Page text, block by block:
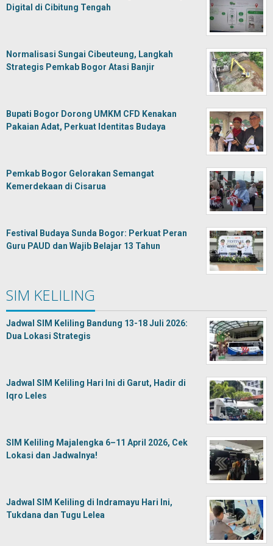
Digital di Cibitung Tengah
Normalisasi Sungai Cibeuteung, Langkah
Strategis Pemkab Bogor Atasi Banjir
Bupati Bogor Dorong UMKM CFD Kenakan
Pakaian Adat, Perkuat Identitas Budaya
Pemkab Bogor Gelorakan Semangat
Kemerdekaan di Cisarua
Festival Budaya Sunda Bogor: Perkuat Peran
Guru PAUD dan Wajib Belajar 13 Tahun
SIM KELILING
Jadwal SIM Keliling Bandung 13-18 Juli 2026:
Dua Lokasi Strategis
Jadwal SIM Keliling Hari Ini di Garut, Hadir di
Iqro Leles
SIM Keliling Majalengka 6–11 April 2026, Cek
Lokasi dan Jadwalnya!
Jadwal SIM Keliling di Indramayu Hari Ini,
Tukdana dan Tugu Lelea